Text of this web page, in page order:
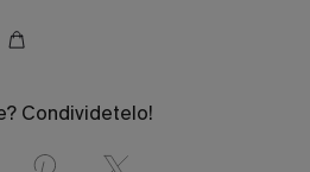
Condividetelo!